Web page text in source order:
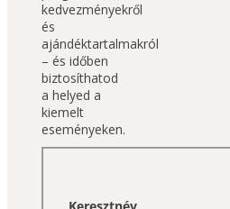
kedvezményekről
és
ajándéktartalmakról
– és időben
biztosíthatod
a helyed a
kiemelt
eseményeken.